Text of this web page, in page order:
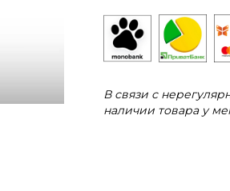
В связи с
наличии товара у